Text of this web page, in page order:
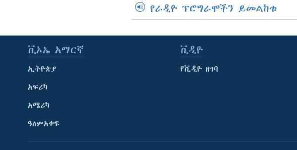
የራዲዮ ፕሮግራሞችን ይመልከቱ
ቪኦኤ አማርኛ
ኢትዮጵያ
አፍሪካ
አሜሪካ
ዓለምአቀፍ
ቪዲዮ
የቪዲዮ ዘገባ